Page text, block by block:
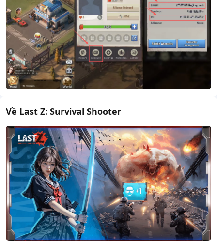
Về Last Z: Survival Shooter